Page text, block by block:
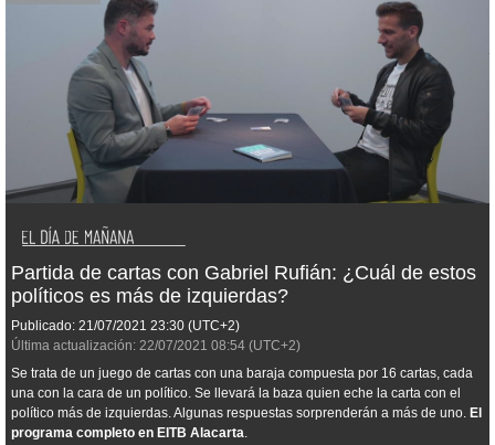
Partida de cartas con Gabriel Rufián: ¿Cuál de estos
políticos es más de izquierdas?
Publicado: 21/07/2021 23:30 (UTC+2)
Última actualización: 22/07/2021 08:54 (UTC+2)
Se trata de un juego de cartas con una baraja compuesta por 16 cartas, cada
una con la cara de un político. Se llevará la baza quien eche la carta con el
político más de izquierdas. Algunas respuestas sorprenderán a más de uno. El
programa completo en EITB Alacarta.